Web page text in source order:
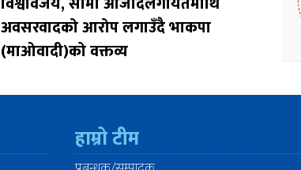
अवसरवादको आरोप लगाउँदै भाकपा
(माओवादी)को वक्तव्य
हाम्रो टीम